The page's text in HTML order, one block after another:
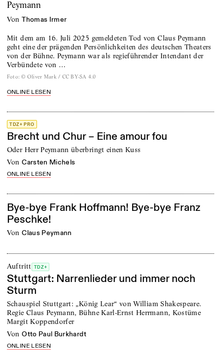
Peymann
von Thomas Irmer
Mit dem am 16. Juli 2025 gemeldeten Tod von Claus Peymann
geht eine der prägenden Persönlichkeiten des deutschen Theaters
von der Bühne. Peymann war als regieführender Intendant der
Verbündete von …
Foto: © Oliver Mark / CC BY-SA 4.0
ONLINE LESEN
TDZ+ PRO
Brecht und Chur – Eine amour fou
Oder Herr Peymann überbringt einen Kuss
von Carsten Michels
ONLINE LESEN
Bye-bye Frank Hoffmann! Bye-bye Franz
Peschke!
von Claus Peymann
Auftritt TDZ+
Stuttgart: Narrenlieder und immer noch
Sturm
Schauspiel Stuttgart: „König Lear“ von William Shakespeare.
Regie Claus Peymann, Bühne Karl-Ernst Herrmann, Kostüme
Margit Koppendorfer
von Otto Paul Burkhardt
ONLINE LESEN